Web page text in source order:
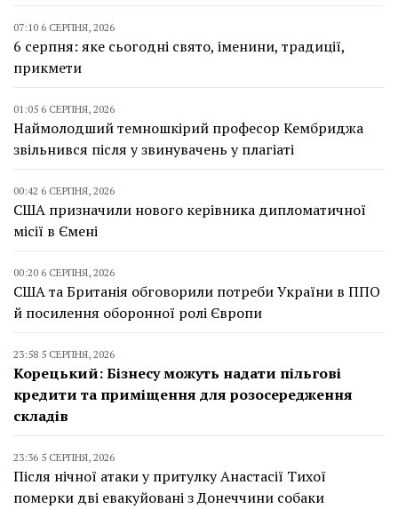
07:10 6 СЕРПНЯ, 2026
6 серпня: яке сьогодні свято, іменини, традиції,
прикмети
01:05 6 СЕРПНЯ, 2026
Наймолодший темношкірий професор Кембриджа
звільнився після у звинувачень у плагіаті
00:42 6 СЕРПНЯ, 2026
США призначили нового керівника дипломатичної
місії в Ємені
00:20 6 СЕРПНЯ, 2026
США та Британія обговорили потреби України в ППО
й посилення оборонної ролі Європи
23:58 5 СЕРПНЯ, 2026
Корецький: Бізнесу можуть надати пільгові
кредити та приміщення для розосередження
складів
23:36 5 СЕРПНЯ, 2026
Після нічної атаки у притулку Анастасії Тихої
померки дві евакуйовані з Донеччини собаки